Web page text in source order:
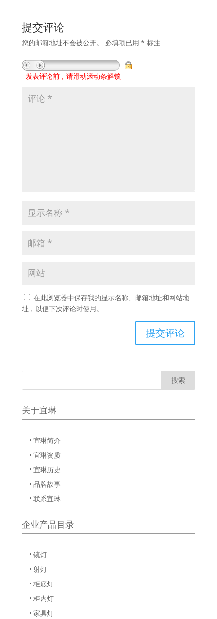
提交评论
您的邮箱地址不会被公开。 必填项已用 * 标注
发表评论前，请滑动滚动条解锁
在此浏览器中保存我的显示名称、邮箱地址和网站地
址，以便下次评论时使用。
关于宜琳
• 宜琳简介
• 宜琳资质
• 宜琳历史
• 品牌故事
• 联系宜琳
企业产品目录
• 镜灯
• 射灯
• 柜底灯
• 柜内灯
• 家具灯